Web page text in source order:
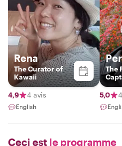
Rena
The Curator of
Kawaii
4,9 4 avis
English
The
5,0
Ceci est le programme